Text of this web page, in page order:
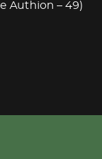
Authion – 49)